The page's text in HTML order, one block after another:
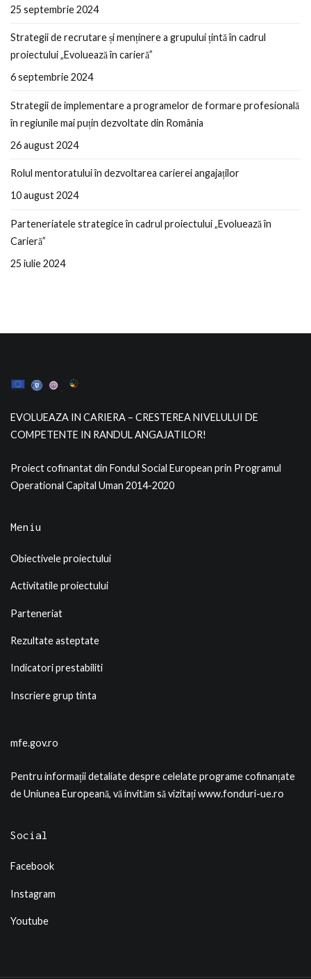
25 septembrie 2024
Strategii de recrutare și menținere a grupului țintă în cadrul
proiectului „Evoluează în carieră”
6 septembrie 2024
Strategii de implementare a programelor de formare profesională
în regiunile mai puțin dezvoltate din România
26 august 2024
Rolul mentoratului în dezvoltarea carierei angajaților
10 august 2024
Parteneriatele strategice în cadrul proiectului „Evoluează în
Carieră”
25 iulie 2024
EVOLUEAZA IN CARIERA – CRESTEREA NIVELULUI DE
COMPETENTE IN RANDUL ANGAJATILOR!
Proiect cofinantat din Fondul Social European prin Programul
Operational Capital Uman 2014-2020
Meniu
Obiectivele proiectului
Activitatile proiectului
Parteneriat
Rezultate asteptate
Indicatori prestabiliti
Inscriere grup tinta
mfe.gov.ro
Pentru informații detaliate despre celelate programe cofinanțate
de Uniunea Europeană, vă invităm să vizitațiwww.fonduri-ue.ro
Social
Facebook
Instagram
Youtube